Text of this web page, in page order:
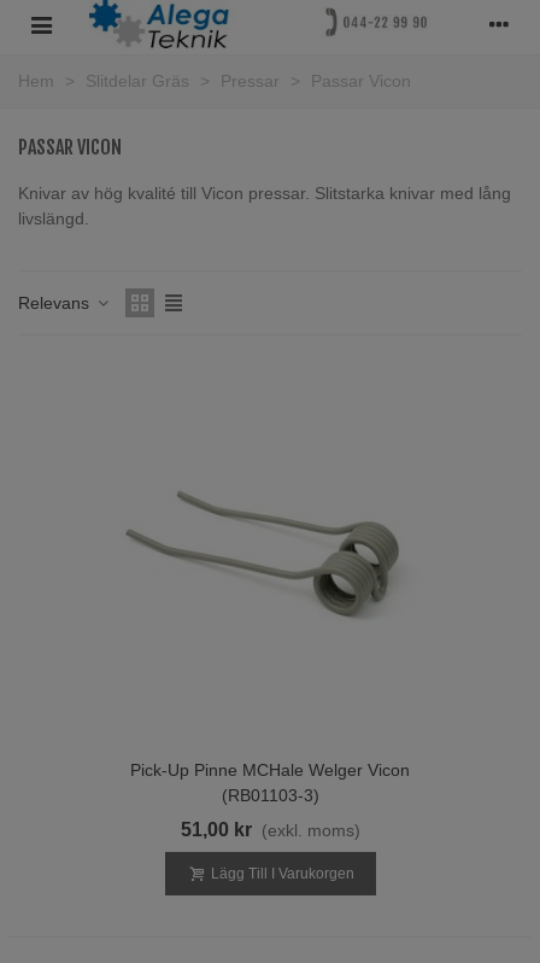
Hem > Slitdelar Gräs > Pressar > Passar Vicon
PASSAR VICON
Knivar av hög kvalité till Vicon pressar. Slitstarka knivar med lång
livslängd.
Relevans
Pick-Up Pinne MCHale Welger Vicon
(RB01103-3)
51,00 kr (exkl. moms)
Lägg Till I Varukorgen